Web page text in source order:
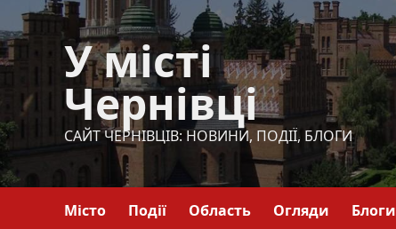
Перейти
до
вмісту
У місті
Чернівці
САЙТ ЧЕРНІВЦІВ: НОВИНИ, ПОДІЇ, БЛОГИ
Місто Події Область Огляди Блоги